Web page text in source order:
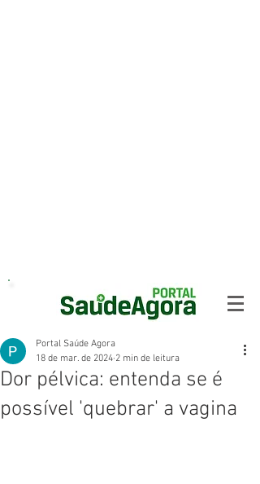
Dor pélvica: entenda se é
possível 'quebrar' a vagina
Portal Saúde Agora
18 de mar. de 2024 2 min de leitura